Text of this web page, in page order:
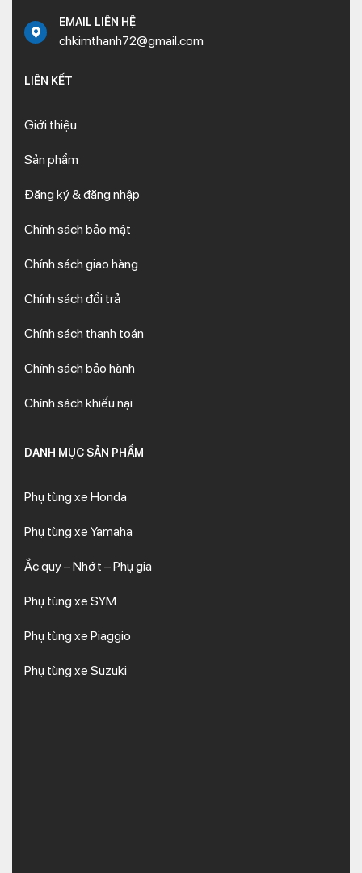
EMAIL LIÊN HỆ
chkimthanh72@gmail.com
LIÊN KẾT
Giới thiệu
Sản phẩm
Đăng ký & đăng nhập
Chính sách bảo mật
Chính sách giao hàng
Chính sách đổi trả
Chính sách thanh toán
Chính sách bảo hành
Chính sách khiếu nại
DANH MỤC SẢN PHẨM
Phụ tùng xe Honda
Phụ tùng xe Yamaha
Ắc quy – Nhớt – Phụ gia
Phụ tùng xe SYM
Phụ tùng xe Piaggio
Phụ tùng xe Suzuki